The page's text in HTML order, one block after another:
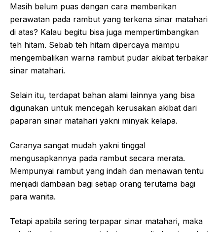
Masih belum puas dengan cara memberikan
perawatan pada rambut yang terkena sinar matahari
di atas? Kalau begitu bisa juga mempertimbangkan
teh hitam. Sebab teh hitam dipercaya mampu
mengembalikan warna rambut pudar akibat terbakar
sinar matahari.
Selain itu, terdapat bahan alami lainnya yang bisa
digunakan untuk mencegah kerusakan akibat dari
paparan sinar matahari yakni minyak kelapa.
Caranya sangat mudah yakni tinggal
mengusapkannya pada rambut secara merata.
Mempunyai rambut yang indah dan menawan tentu
menjadi dambaan bagi setiap orang terutama bagi
para wanita.
Tetapi apabila sering terpapar sinar matahari, maka